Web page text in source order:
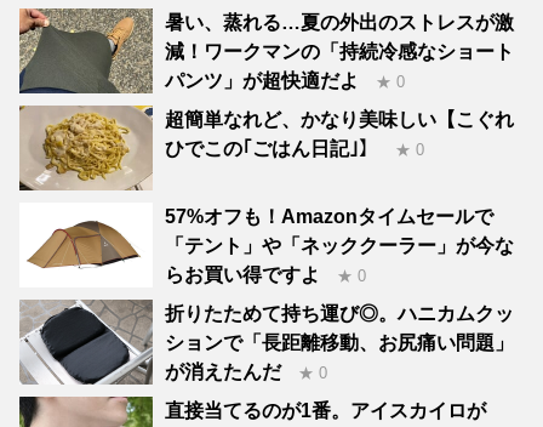
暑い、蒸れる…夏の外出のストレスが激
減！ワークマンの「持続冷感なショート
パンツ」が超快適だよ
★ 0
超簡単なれど、かなり美味しい【こぐれ
ひでこの｢ごはん日記｣】
★ 0
57%オフも！Amazonタイムセールで
「テント」や「ネッククーラー」が今な
らお買い得ですよ
★ 0
折りたためて持ち運び◎。ハニカムクッ
ションで「長距離移動、お尻痛い問題」
が消えたんだ
★ 0
直接当てるのが1番。アイスカイロが